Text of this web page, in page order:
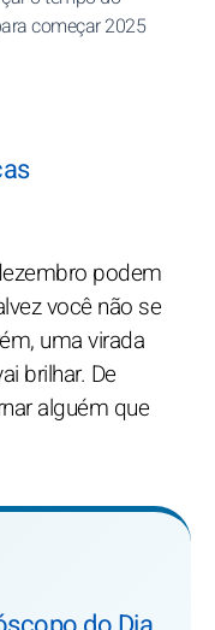
começar 2025
podem
você não se
uma virada
brilhar. De
alguém que